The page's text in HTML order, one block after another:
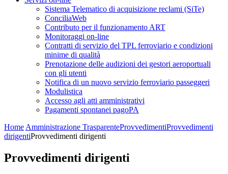
Sistema Telematico di acquisizione reclami (SiTe)
ConciliaWeb
Contributo per il funzionamento ART
Monitoraggi on-line
Contratti di servizio del TPL ferroviario e condizioni
minime di qualità
Prenotazione delle audizioni dei gestori aeroportuali
con gli utenti
Notifica di un nuovo servizio ferroviario passeggeri
Modulistica
Accesso agli atti amministrativi
Pagamenti spontanei pagoPA
Home Amministrazione TrasparenteProvvedimentiProvvedimenti
dirigentiProvvedimenti dirigenti
Provvedimenti dirigenti